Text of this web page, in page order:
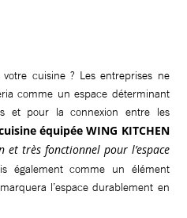
cuisine ? Les entreprises ne
comme un espace déterminant
et pour la connexion entre les
équipée WING KITCHEN
et très fonctionnel pour l’espace
également comme un élément
l’espace durablement en